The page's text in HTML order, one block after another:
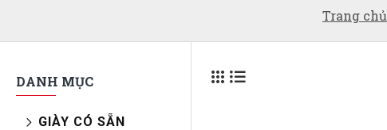
Trang chủ
DANH MỤC
GIÀY CÓ SẴN